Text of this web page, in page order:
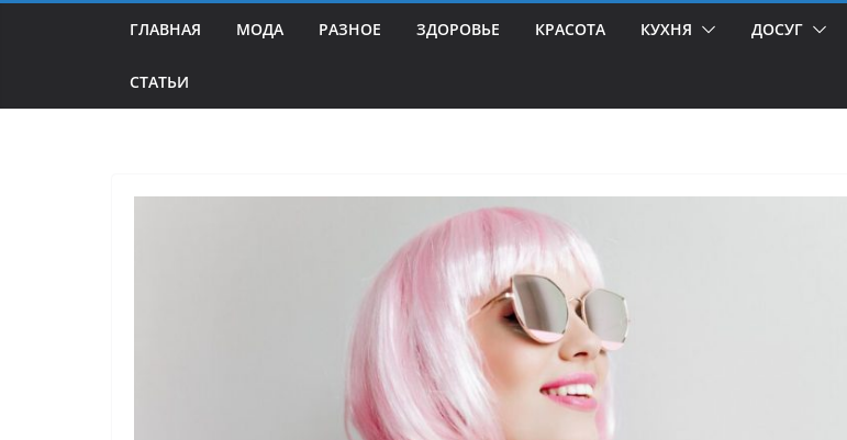
ГЛАВНАЯ МОДА РАЗНОЕ ЗДОРОВЬЕ КРАСОТА КУХНЯ ДОСУГ
СТАТЬИ